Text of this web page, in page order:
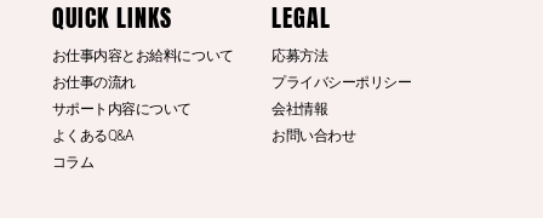
QUICK LINKS
お仕事内容とお給料について
お仕事の流れ
サポート内容について
よくあるQ&A
コラム
LEGAL
応募方法
プライバシーポリシー
会社情報
お問い合わせ